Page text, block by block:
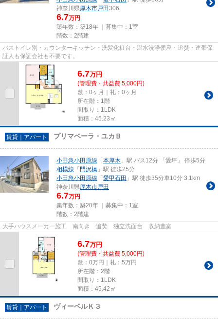
神奈川県厚木市戸田306
6.7万円
築年数：築18年 ｜募集中： 1室
階数：2階建
バストイレ別・カウンターキッチン・洗髪化粧台・温水洗浄便座・追焚・連帯保
証人も保証会社も不要です。
6.7万円
(管理費・共益費 5,000円)
敷：0ヶ月｜礼：0ヶ月
所在階：1階
間取り：1LDK
面積：45.23㎡
賃貸｜アパート プリマベーラ・ユカＢ
小田急小田原線 「本厚木 」駅 バス12分 「愛坪」 停歩5分
相模線 「門沢橋 」駅 徒歩25分
小田急小田原線 「愛甲石田 」駅 徒歩35分車10分 3.1km
神奈川県厚木市戸田
6.7万円
築年数：築20年 ｜募集中： 1室
階数：2階建
大手ハウスメーカー施工 南向き 追焚 独立洗面台 収納豊富
6.7万円
(管理費・共益費 5,000円)
敷：0万円｜礼：5万円
所在階：2階
間取り：1LDK
面積：45.42㎡
賃貸｜アパート ヴィーベルＫ３